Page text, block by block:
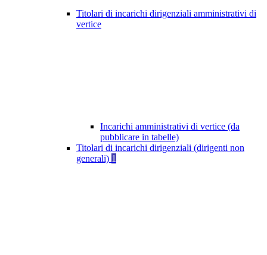
Titolari di incarichi dirigenziali amministrativi di
vertice
Incarichi amministrativi di vertice (da
pubblicare in tabelle)
Titolari di incarichi dirigenziali (dirigenti non
generali) 1